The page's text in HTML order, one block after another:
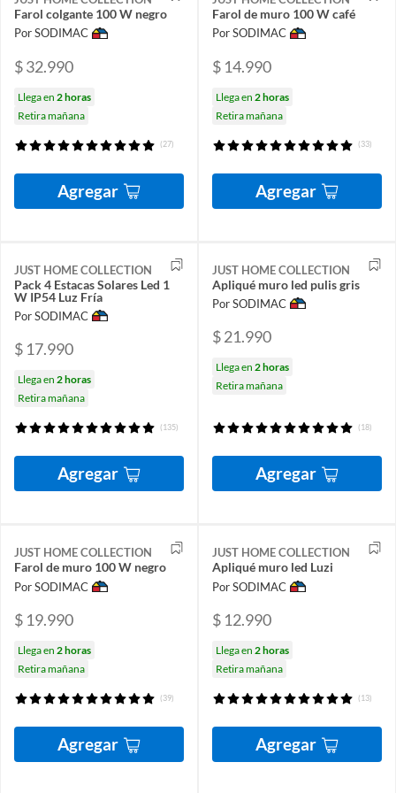
Farol colgante 100 W negro
Por SODIMAC
$ 32.990
Llega en 2 horas
Retira mañana
(27)
Agregar
Farol de muro 100 W café
Por SODIMAC
$ 14.990
Llega en 2 horas
Retira mañana
(33)
Agregar
JUST HOME COLLECTION
Pack 4 Estacas Solares Led 1
W IP54 Luz Fría
Por SODIMAC
$ 17.990
Llega en 2 horas
Retira mañana
(135)
Agregar
JUST HOME COLLECTION
Apliqué muro led pulis gris
Por SODIMAC
$ 21.990
Llega en 2 horas
Retira mañana
(18)
Agregar
JUST HOME COLLECTION
Farol de muro 100 W negro
Por SODIMAC
$ 19.990
Llega en 2 horas
Retira mañana
(39)
Agregar
JUST HOME COLLECTION
Apliqué muro led Luzi
Por SODIMAC
$ 12.990
Llega en 2 horas
Retira mañana
(13)
Agregar